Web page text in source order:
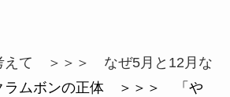
えて ＞＞＞ なぜ5月と12月な
ラムボンの正体 ＞＞＞ 「や